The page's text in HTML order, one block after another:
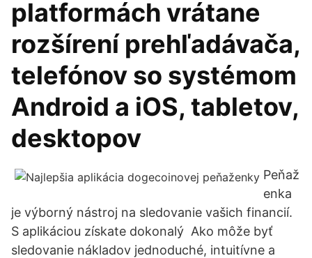
platformách vrátane
rozšírení prehľadávača,
telefónov so systémom
Android a iOS, tabletov,
desktopov
Peňaž
enka
je výborný nástroj na sledovanie vašich financií.
S aplikáciou získate dokonalý Ako môže byť
sledovanie nákladov jednoduché, intuitívne a